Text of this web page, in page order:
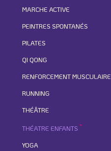
MARCHE ACTIVE
PEINTRES SPONTANÉS
PILATES
QI QONG
RENFORCEMENT MUSCULAIRE
RUNNING
THÉÂTRE
THÉATRE ENFANTS *
YOGA